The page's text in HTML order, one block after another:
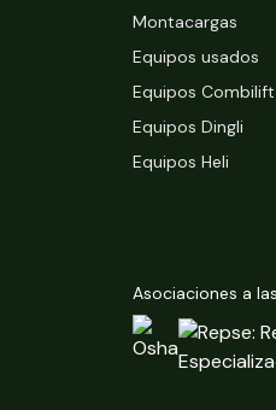
Montacargas
Equipos usados
Equipos Combilift
Equipos Dingli
Equipos Heli
Asociaciones a